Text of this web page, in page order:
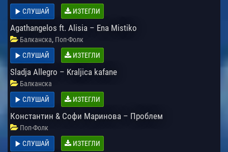
СЛУШАЙ
ИЗТЕГЛИ
Agathangelos ft. Alisia – Ena Mistiko
Балканска, Поп-Фолк
СЛУШАЙ
ИЗТЕГЛИ
Sladja Allegro – Kraljica kafane
Балканска
СЛУШАЙ
ИЗТЕГЛИ
Константин & Софи Маринова – Проблем
Поп-Фолк
СЛУШАЙ
ИЗТЕГЛИ